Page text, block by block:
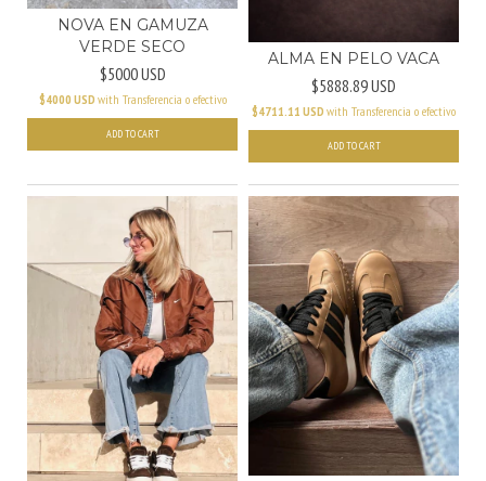
NOVA EN GAMUZA
VERDE SECO
$5000 USD
$4000 USD with Transferencia o efectivo
ADD TO CART
ALMA EN PELO VACA
$5888.89 USD
$4711.11 USD with Transferencia o efectivo
ADD TO CART